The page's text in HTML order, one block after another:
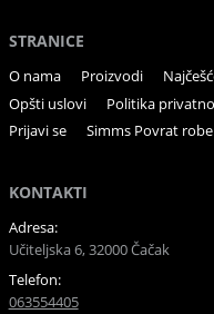
STRANICE
O nama Proizvodi
Opšti uslovi
Politika
Prijavi se
Simms Povrat robe
KONTAKTI
Adresa:
Učiteljska 6, 32000 Čačak
Telefon:
063554405